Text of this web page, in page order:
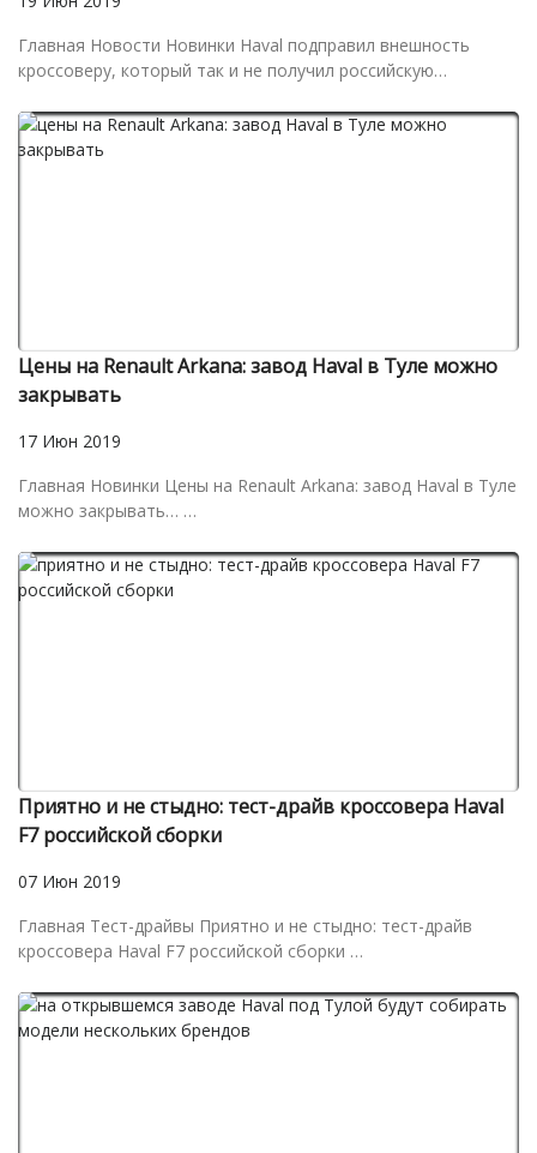
Главная Новости Новинки Haval подправил внешность
кроссоверу, который так и не получил российскую…
Цены на Renault Arkana: завод Haval в Туле можно
закрывать
17 Июн 2019
Главная Новинки Цены на Renault Arkana: завод Haval в Туле
можно закрывать… …
Приятно и не стыдно: тест-драйв кроссовера Haval
F7 российской сборки
07 Июн 2019
Главная Тест-драйвы Приятно и не стыдно: тест-драйв
кроссовера Haval F7 российской сборки …